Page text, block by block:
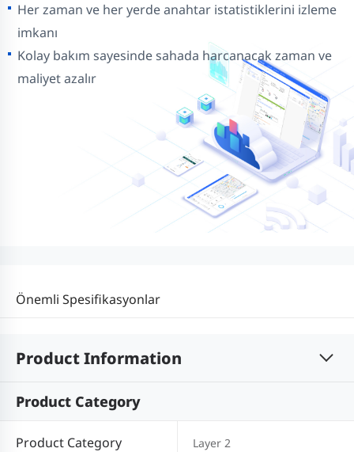
Her zaman ve her yerde anahtar istatistiklerini izleme
imkanı
Kolay bakım sayesinde sahada harcanacak zaman ve
maliyet azalır
Önemli Spesifikasyonlar
Product Information
Product Category
Product Category Layer 2